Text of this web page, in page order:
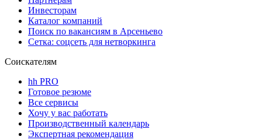
Инвесторам
Каталог компаний
Поиск по вакансиям в Арсеньево
Сетка: соцсеть для нетворкинга
Соискателям
hh PRO
Готовое резюме
Все сервисы
Хочу у вас работать
Производственный календарь
Экспертная рекомендация